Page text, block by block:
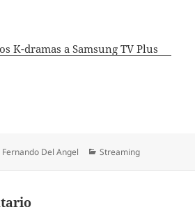
K-dramas a Samsung TV Plus
Autor
Fernando Del Angel Categorías
Streaming